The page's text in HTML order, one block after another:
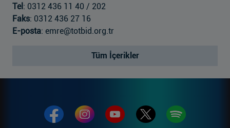
Tel : 0312 436 11 40 / 202
Faks: 0312 436 27 16
E-posta: emre@totbid.org.tr
Tüm İçerikler